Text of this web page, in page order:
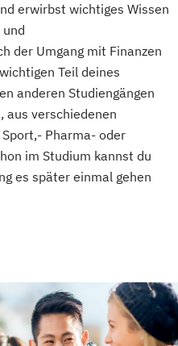
erwirbst wichtiges Wissen
der Umgang mit Finanzen
Teil deines
anderen Studiengängen
aus verschiedenen
Pharma- oder
im Studium kannst du
es später einmal gehen